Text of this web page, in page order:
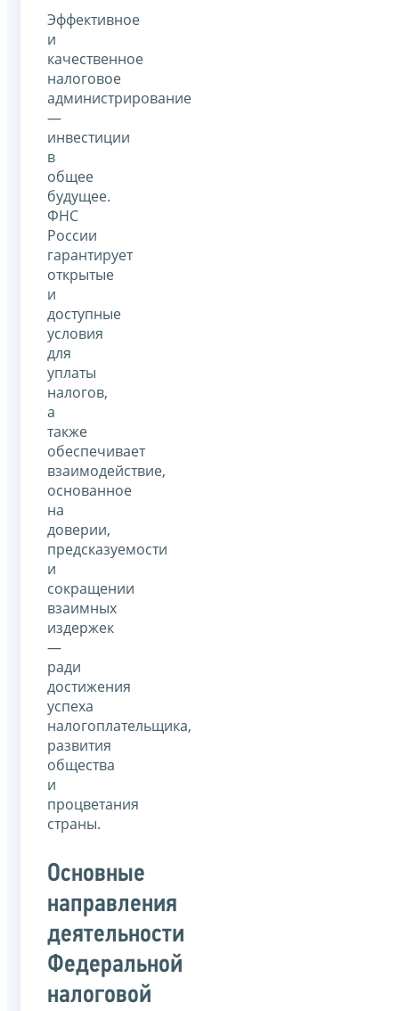
Эффективное
и
качественное
налоговое
администрирование
—
инвестиции
в
общее
будущее.
ФНС
России
гарантирует
открытые
и
доступные
условия
для
уплаты
налогов,
а
также
обеспечивает
взаимодействие,
основанное
на
доверии,
предсказуемости
и
сокращении
взаимных
издержек
—
ради
достижения
успеха
налогоплательщика,
развития
общества
и
процветания
страны.
Основные
направления
деятельности
Федеральной
налоговой